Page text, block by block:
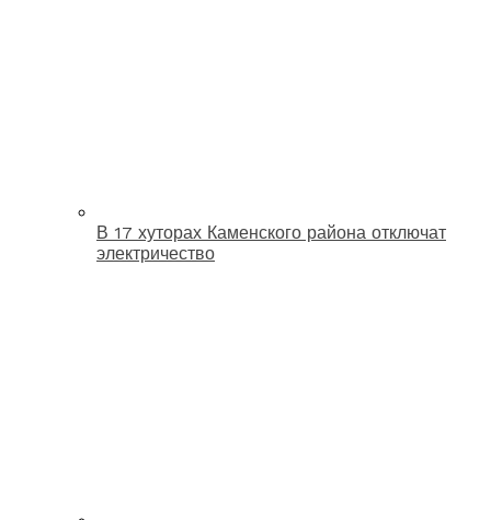
В 17 хуторах Каменского района отключат
электричество